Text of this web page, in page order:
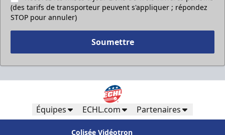
(des tarifs de transporteur peuvent s'appliquer ; répondez
STOP pour annuler)
Soumettre
Équipes ECHL.com Partenaires
Colisée Vidéotron